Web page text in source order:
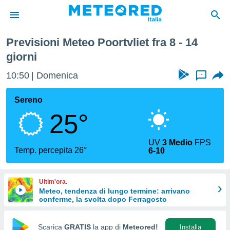
di
per
di
Web
le
Previsioni Meteo Poortvliet fra 8 - 14
giorni
10:50 Domenica ...
Sereno
25°
Temp. percepita 26°
UV3 Medio FPS
6-10
Ultim'ora.
Meteo, tendenza di lungo termine: arrivano
conferme, la svolta dopo Ferragosto
Scarica GRATIS la app di Meteored! Installa